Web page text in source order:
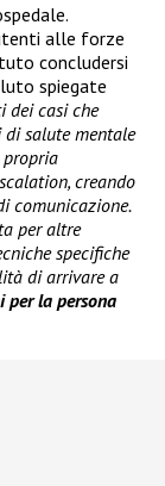
alle forze
concludersi
spiegate
dei casi che
salute mentale
creando
comunicazione.
per altre
specifiche
di arrivare a
la persona